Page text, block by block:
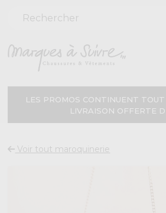
LES PROMOS CONTINUENT
LIVRAISON OFFERTE
Voir tout maroquinerie